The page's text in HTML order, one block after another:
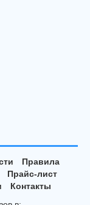
Правила
Прайс-лист
Контакты